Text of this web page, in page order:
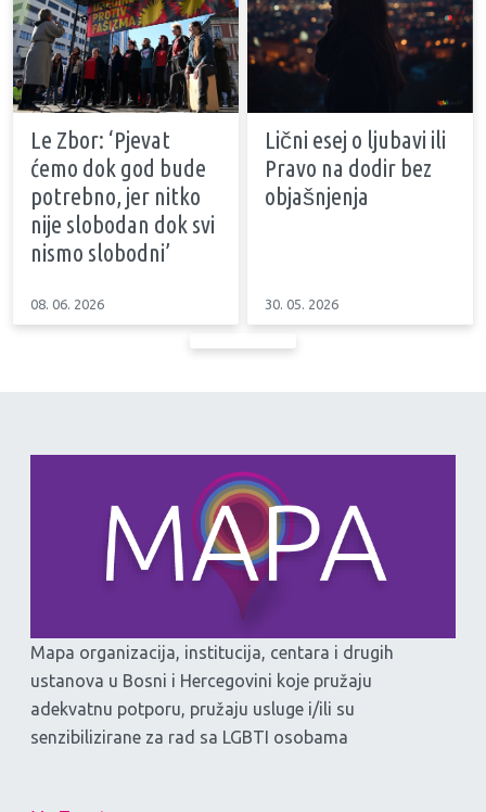
Le Zbor: ‘Pjevat
ćemo dok god bude
potrebno, jer nitko
nije slobodan dok svi
nismo slobodni’
08. 06. 2026
Lični esej o ljubavi ili
Pravo na dodir bez
objašnjenja
30. 05. 2026
Mapa organizacija, institucija, centara i drugih
ustanova u Bosni i Hercegovini koje pružaju
adekvatnu potporu, pružaju usluge i/ili su
senzibilizirane za rad sa LGBTI osobama